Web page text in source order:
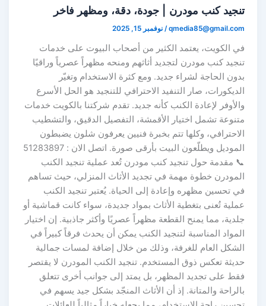
تنجيد كنب مودرن | جودة، دقة، ومظهر فاخر
qmedia85@gmail.com
/نوفمبر 15, 2025
في الكويت، يعتمد الكثير من أصحاب البيوت على خدمات
تنجيد كنب مودرن لتجديد أثاثهم ومنحه مظهراً عصرياً وراقيًا
بدون الحاجة لشراء جديد. ومع كثرة الاستخدام وتغيّر
الديكورات، صار التنفيد الاحترافي للتنجيد هو الحل الأسرع
والأوفر لإعادة الكنب كأنه جديد. تقدم شركتنا بالكويت خدمات
متنوعة تشمل اختيار الأقمشة، التفصيل الدقيق، والتشطيب
الاحترافي، وكلها تتم بخبرة فنيين يعرفون شلون يضبطون
الموديل ويطلّعون البيت بأرقى صورة. اتصل الان : 51283897
📞 مقدمة حول تنجيد كنب مودرن تُعد عملية تنجيد الكنب
المودرن خطوة مهمة في تجديد الأثاث المنزلي، حيث تساهم
في تحسين مظهره وإعادة إلى الحياة. يُعتبر تنجيد الكنب
عملية تُعنى بتغطية الأثاث بمواد جديدة، سواء كانت قماشية أو
جلدية، مما يمنح القطعة مظهراً عصريًا وأكثر جاذبية. إن اختيار
المواد المناسبة لتنجيد الكنب يمكن أن يحدث فرقاً كبيراً في
الشكل العام للغرفة، وذلك من خلال إضافة لمسات جمالية
حديثة تعكس ذوق المستخدم. تنجيد الكنب المودرن لا يقتصر
فقط على تجديد المظهر، بل يمتد إلى جوانب أخرى تتعلق
بالراحة والمتانة. إذ أن الأثاث المنجّد بشكل جيد يسهم في